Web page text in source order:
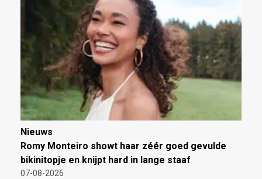
Nieuws
Romy Monteiro showt haar zéér goed gevulde
bikinitopje en knijpt hard in lange staaf
07-08-2026